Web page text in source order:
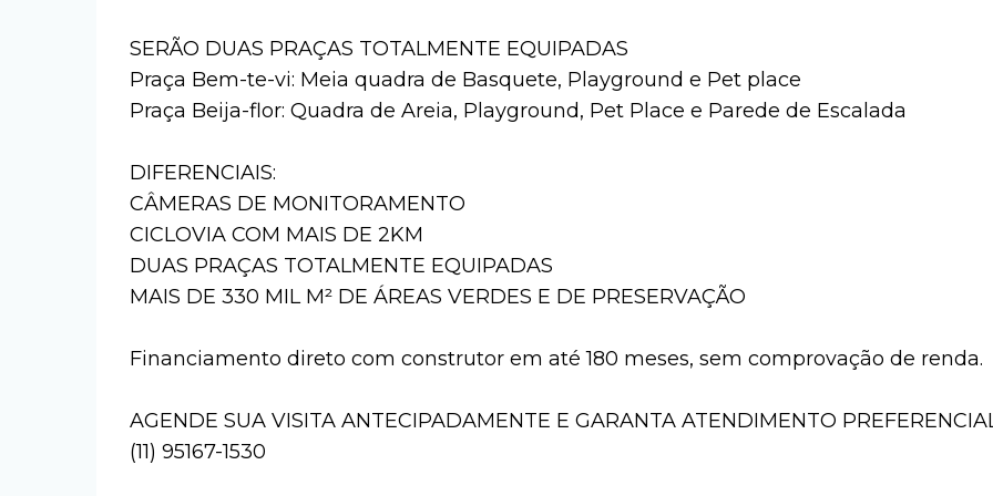
SERÃO DUAS PRAÇAS TOTALMENTE EQUIPADAS
Praça Bem-te-vi: Meia quadra de Basquete, Playground e Pet place
Praça Beija-flor: Quadra de Areia, Playground, Pet Place e Parede de Escalada
DIFERENCIAIS:
CÂMERAS DE MONITORAMENTO
CICLOVIA COM MAIS DE 2KM
DUAS PRAÇAS TOTALMENTE EQUIPADAS
MAIS DE 330 MIL M² DE ÁREAS VERDES E DE PRESERVAÇÃO
Financiamento direto com construtor em até 180 meses, sem comprovação de renda.
AGENDE SUA VISITA ANTECIPADAMENTE E GARANTA ATENDIMENTO
(11) 95167-1530